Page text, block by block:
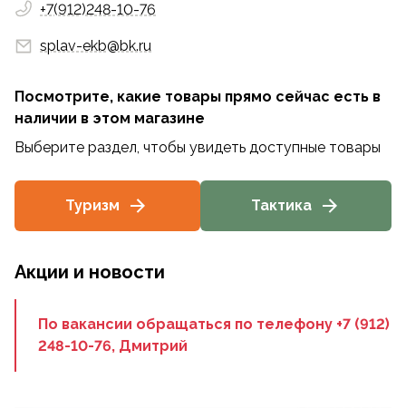
+7(912)248-10-76
splav-ekb@bk.ru
Посмотрите, какие товары прямо сейчас есть в
наличии в этом магазине
Выберите раздел, чтобы увидеть доступные товары
Туризм Тактика
Акции и новости
По вакансии обращаться по телефону +7 (912)
248-10-76, Дмитрий